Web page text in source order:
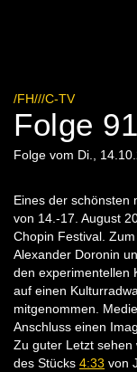
/FH///C-TV
Folge 91
Folge vom Di.,
Eines der schönsten
von 14.-17. August
Chopin Festival.
Alexander Doronin
den experimentellen
auf einen
mitgenommen.
Anschluss einen
Zu guter Letzt sehen
des Stücks 4:33 von